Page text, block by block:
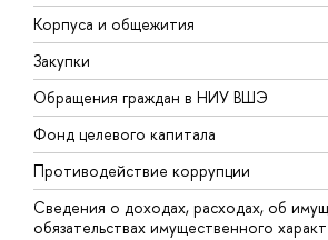
Корпуса и общежития
Закупки
Обращения граждан в НИУ ВШЭ
Фонд целевого капитала
Противодействие коррупции
Сведения о доходах, расходах, об
обязательствах имущественного